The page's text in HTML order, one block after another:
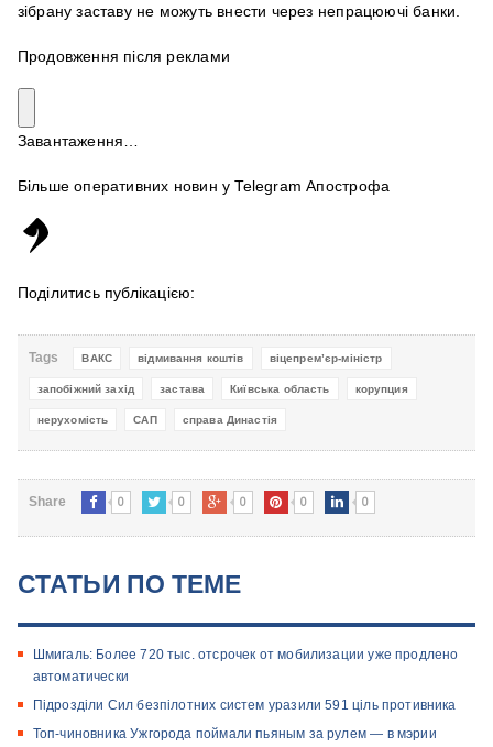
зібрану заставу не можуть внести через непрацюючі банки.
Продовження після реклами
Завантаження…
Більше оперативних новин у Telegram Апострофа
Поділитись публікацією:
Tags ВАКС відмивання коштів віцепрем’єр-міністр
запобіжний захід застава Київська область корупция
нерухомість САП справа Династія
Share 0 0 0 0 0
СТАТЬИ ПО ТЕМЕ
Шмигаль: Более 720 тыс. отсрочек от мобилизации уже продлено
автоматически
Підрозділи Сил безпілотних систем уразили 591 ціль противника
Топ-чиновника Ужгорода поймали пьяным за рулем — в мэрии